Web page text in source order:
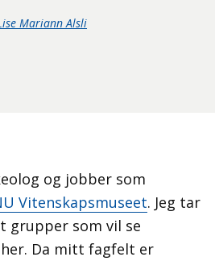
Mariann Alsli
og jobber som
Vitenskapsmuseet. Jeg tar
grupper som vil se
Da mitt fagfelt er